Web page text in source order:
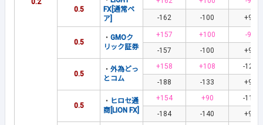
0.2
0.5
FX[通常ペ
ア]
-162 -100 +90
0.5
・ GMOク
リック証券
+157 +100
-92
-157
-100 +92
0.5
・ 外為どっ
とコム
+158 +108
-121
-188
-133 +90
0.5
・ ヒロセ通
商[LION FX]
+154 +90
-110
-184
-140 +90